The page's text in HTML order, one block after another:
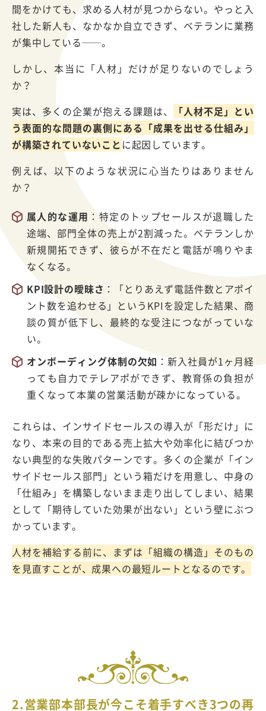
間をかけても、求める人材が見つからない。やっと入
社した新人も、なかなか自立できず、ベテランに業務
が集中している──。
しかし、本当に「人材」だけが足りないのでしょう
か？
実は、多くの企業が抱える課題は、
「人材不足」とい
う表面的な問題の裏側にある「成果を出せる仕組み」
が構築されていないこと に起因しています。
例えば、以下のような状況に心当たりはありません
か？
属人的な運用 ：特定のトップセールスが退職した
途端、部門全体の売上が2割減った。ベテランしか
新規開拓できず、彼らが不在だと電話が鳴りやま
なくなる。
KPI設計の曖昧さ ：「とりあえず電話件数とアポイ
ント数を追わせる」という KPIを設定した結果、商
談の質が低下し、最終的な受注につながっていな
い。
オンボーディング体制の欠如 ：新入社員が1ヶ月経
っても自力でテレアポができず、教育係の負担が
重くなって本業の営業活動が疎かになっている。
これらは、インサイドセールスの導入が「形だけ」に
なり、本来の目的である売上拡大や効率化に結びつか
ない典型的な失敗パターンです。多くの企業が「イン
サイドセールス部門」という箱だけを用意し、中身の
「仕組み」を構築しないまま走り出してしまい、結果
として「期待していた効果が出ない」という壁にぶつ
かっています。
人材を補給する前に、まずは「組織の構造」そのもの
を見直すことが、成果への最短ルートとなるのです。
2.営業部本部長が今こそ着手すべき3つの再